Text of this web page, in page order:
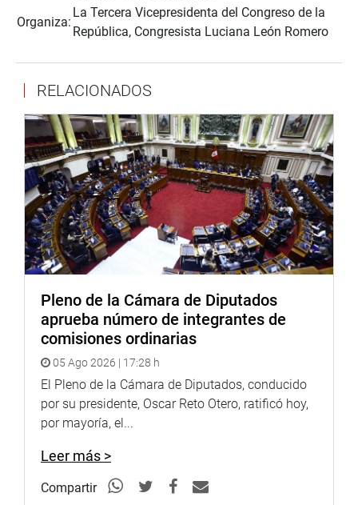
Organiza:
La Tercera Vicepresidenta del Congreso de la
República, Congresista Luciana León Romero
RELACIONADOS
Pleno de la Cámara de Diputados
aprueba número de integrantes de
comisiones ordinarias
05 Ago 2026 | 17:28 h
El Pleno de la Cámara de Diputados, conducido
por su presidente, Oscar Reto Otero, ratificó hoy,
por mayoría, el...
Leer más >
Compartir